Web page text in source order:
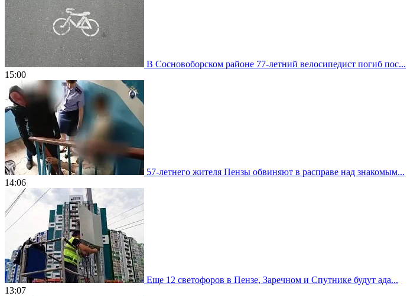
В Сосновоборском районе 77-летний велосипедист погиб пос...
15:00
57-летнего жителя Пензы обвиняют в расправе над знакомым...
14:06
Еще 12 светофоров в Пензе, Заречном и Спутнике будут ада...
13:07